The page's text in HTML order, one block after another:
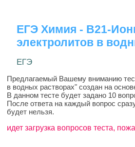
ЕГЭ Химия - B21-
электролитов в
ЕГЭ
Предлагаемый Вашему вниманию
в водных растворах" создан на
В данном тесте будет задано 10
После ответа на каждый вопрос
будет нельзя.
идет загрузка вопросов теста,